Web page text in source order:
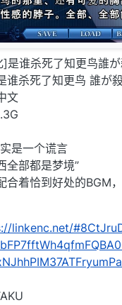
是谁杀死了知更鸟誰
谁杀死了知更鸟 誰が
文
是一个谎言
全部都是梦境”
合着恰到好处的BGM
linkenc.net/